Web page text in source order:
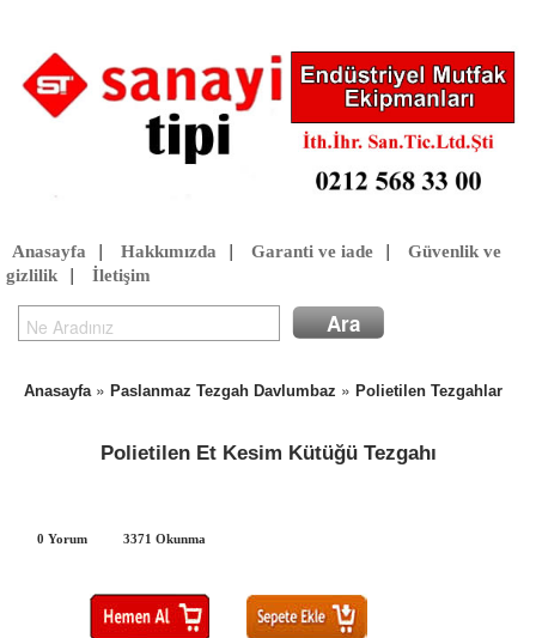
Anasayfa Hakkımızda Garanti ve iade
Güvenlik ve
gizlilik
İletişim
Anasayfa» Paslanmaz Tezgah Davlumbaz » Polietilen Tezgahlar
Polietilen Et Kesim Kütüğü Tezgahı
0 Yorum 3371 Okunma